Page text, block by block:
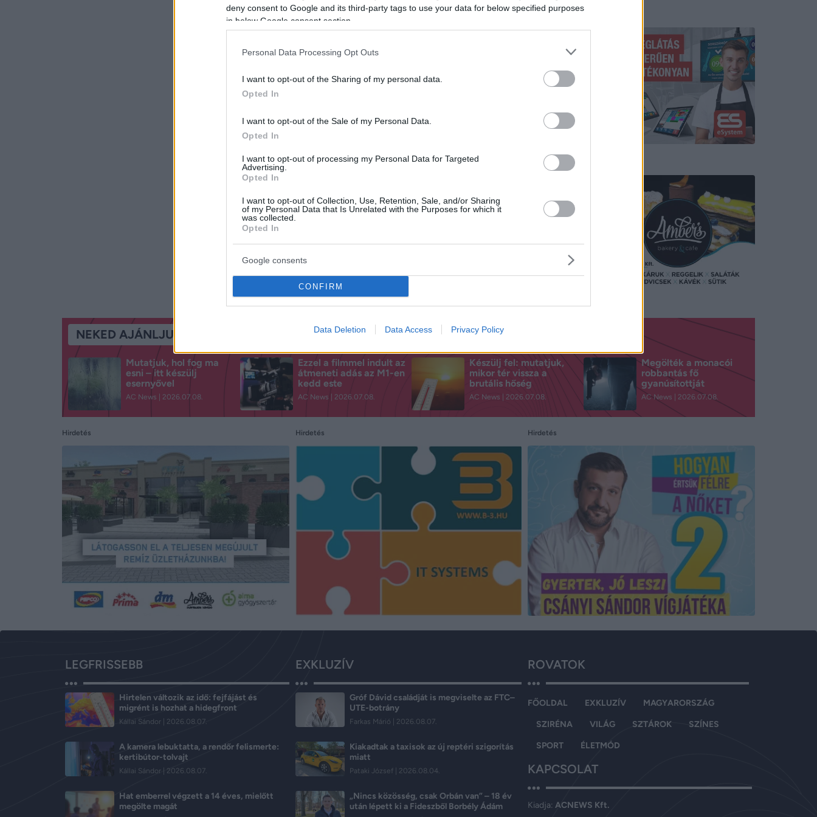
deny consent to Google and its third-party tags to use your data for below specified purposes
in below Google consent section.
Personal Data Processing Opt Outs
I want to opt-out of the Sharing of my personal data.
Opted In
I want to opt-out of the Sale of my Personal Data.
Opted In
I want to opt-out of processing my Personal Data for Targeted
Advertising.
Opted In
I want to opt-out of Collection, Use, Retention, Sale, and/or Sharing
of my Personal Data that Is Unrelated with the Purposes for which it
was collected.
Opted In
Google consents
CONFIRM
Data Deletion Data Access Privacy Policy
NEKED AJÁNLJUK
Mutatjuk, hol fog ma
esni – itt készülj
esernyővel
AC News 2026.07.08.
Ezzel a filmmel indult az
átmeneti adás az M1-en
kedd este
AC News 2026.07.08.
Készülj fel: mutatjuk,
mikor tér vissza a
brutális hőség
AC News 2026.07.08.
Megölték a monacói
robbantás fő
gyanúsítottját
AC News 2026.07.08.
Hirdetés Hirdetés Hirdetés
LEGFRISSEBB
Hirtelen változik az idő: fejfájást és
migrént is hozhat a hidegfront
Kállai Sándor 2026.08.07.
A kamera lebuktatta, a rendőr felismerte:
kertibútor-tolvajt
Kállai Sándor 2026.08.07.
Hat emberrel végzett a 14 éves, mielőtt
megölte magát
EXKLUZÍV
Gróf Dávid családját is megviselte az FTC–
UTE-botrány
Farkas Márió 2026.08.07.
Kiakadtak a taxisok az új reptéri szigorítás
miatt
Pataki József 2026.08.04.
„Nincs közösség, csak Orbán van” – 18 év
után lépett ki a Fideszből Borbély Ádám
ROVATOK
FŐOLDAL EXKLUZÍV MAGYARORSZÁG
SZIRÉNA VILÁG SZTÁROK SZÍNES
SPORT ÉLETMÓD
KAPCSOLAT
Kiadja:ACNEWS Kft.